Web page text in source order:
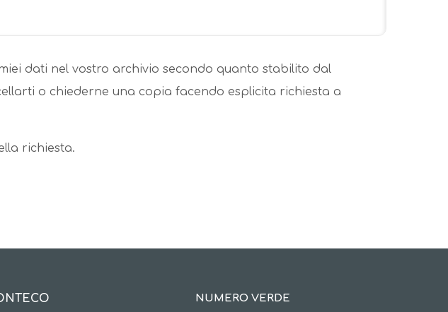
dati nel vostro archivio secondo quanto stabilito dal
o chiederne una copia facendo esplicita richiesta a
richiesta.
NUMERO VERDE